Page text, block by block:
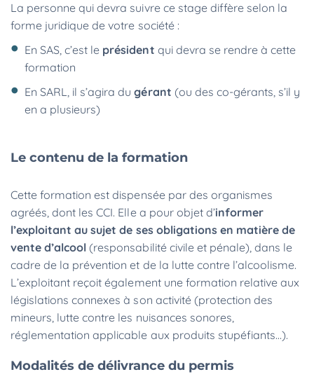
La personne qui devra suivre ce stage diffère selon la
forme juridique de votre société :
En SAS, c’est le président qui devra se rendre à cette
formation
En SARL, il s’agira dugérant (ou des co-gérants, s’il y
en a plusieurs)
Le contenu de la formation
Cette formation est dispensée par des organismes
agréés, dont les CCI. Elle a pour objet d’informer
l’exploitant au sujet de ses obligations en matière de
vente d’alcool (responsabilité civile et pénale), dans le
cadre de la prévention et de la lutte contre l’alcoolisme.
L’exploitant reçoit également une formation relative aux
législations connexes à son activité (protection des
mineurs, lutte contre les nuisances sonores,
réglementation applicable aux produits stupéfiants…).
Modalités de délivrance du permis